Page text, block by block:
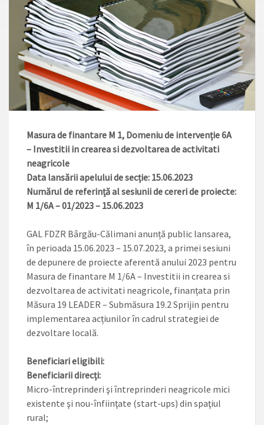
Masura de finantare M 1, Domeniu de intervenție 6A
– Investitii in crearea si dezvoltarea de activitati
neagricole
Data lansării apelului de secție: 15.06.2023
Numărul de referință al sesiunii de cereri de proiecte:
M 1/6A – 01/2023 – 15.06.2023
GAL FDZR Bârgău-Călimani anunță public lansarea,
în perioada 15.06.2023 – 15.07.2023, a primei sesiuni
de depunere de proiecte aferentă anului 2023 pentru
Masura de finantare M 1/6A – Investitii in crearea si
dezvoltarea de activitati neagricole, finanțata prin
Măsura 19 LEADER – Submăsura 19.2 Sprijin pentru
implementarea acțiunilor în cadrul strategiei de
dezvoltare locală.
Beneficiari eligibili:
Beneficiarii direcți:
Micro-întreprinderi şi întreprinderi neagricole mici
existente şi nou-înfiinţate (start-ups) din spaţiul
rural;